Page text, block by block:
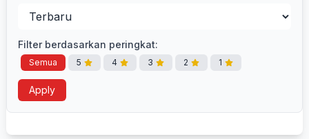
Filter berdasarkan peringkat:
Semua 5 4 3 2 1
Apply